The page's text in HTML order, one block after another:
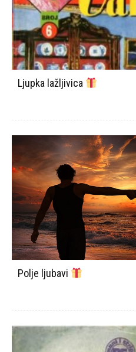
Ljupka lažljivica
Polje ljubavi